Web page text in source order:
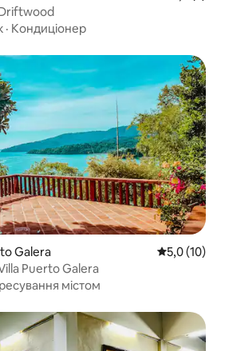
· Кондиціонер
Galera Середня
5,0 (10)
Puerto Galera
містом